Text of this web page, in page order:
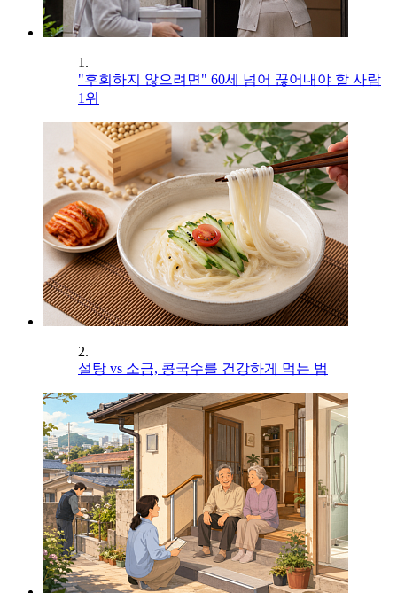
1.
"후회하지 않으려면" 60세 넘어 끊어내야 할 사람
1위
2.
설탕 vs 소금, 콩국수를 건강하게 먹는 법